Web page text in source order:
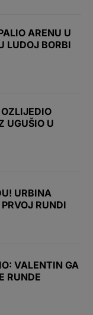
ARENU U
LUDOJ BORBI
UGUŠIO U
URBINA
RUNDI
VALENTIN GA
RUNDE